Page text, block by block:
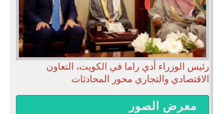
رئيس الوزراء أدي راما في الكويت، التعاون
الاقتصادي والتجاري محور المحادثات
معرض الصور